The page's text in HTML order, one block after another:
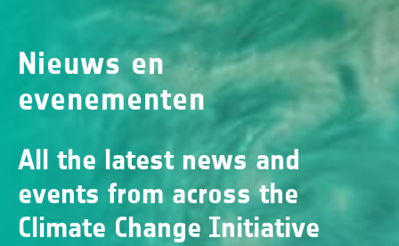
Nieuws en
evenementen
All the latest news and
events from across the
Climate Change Initiative